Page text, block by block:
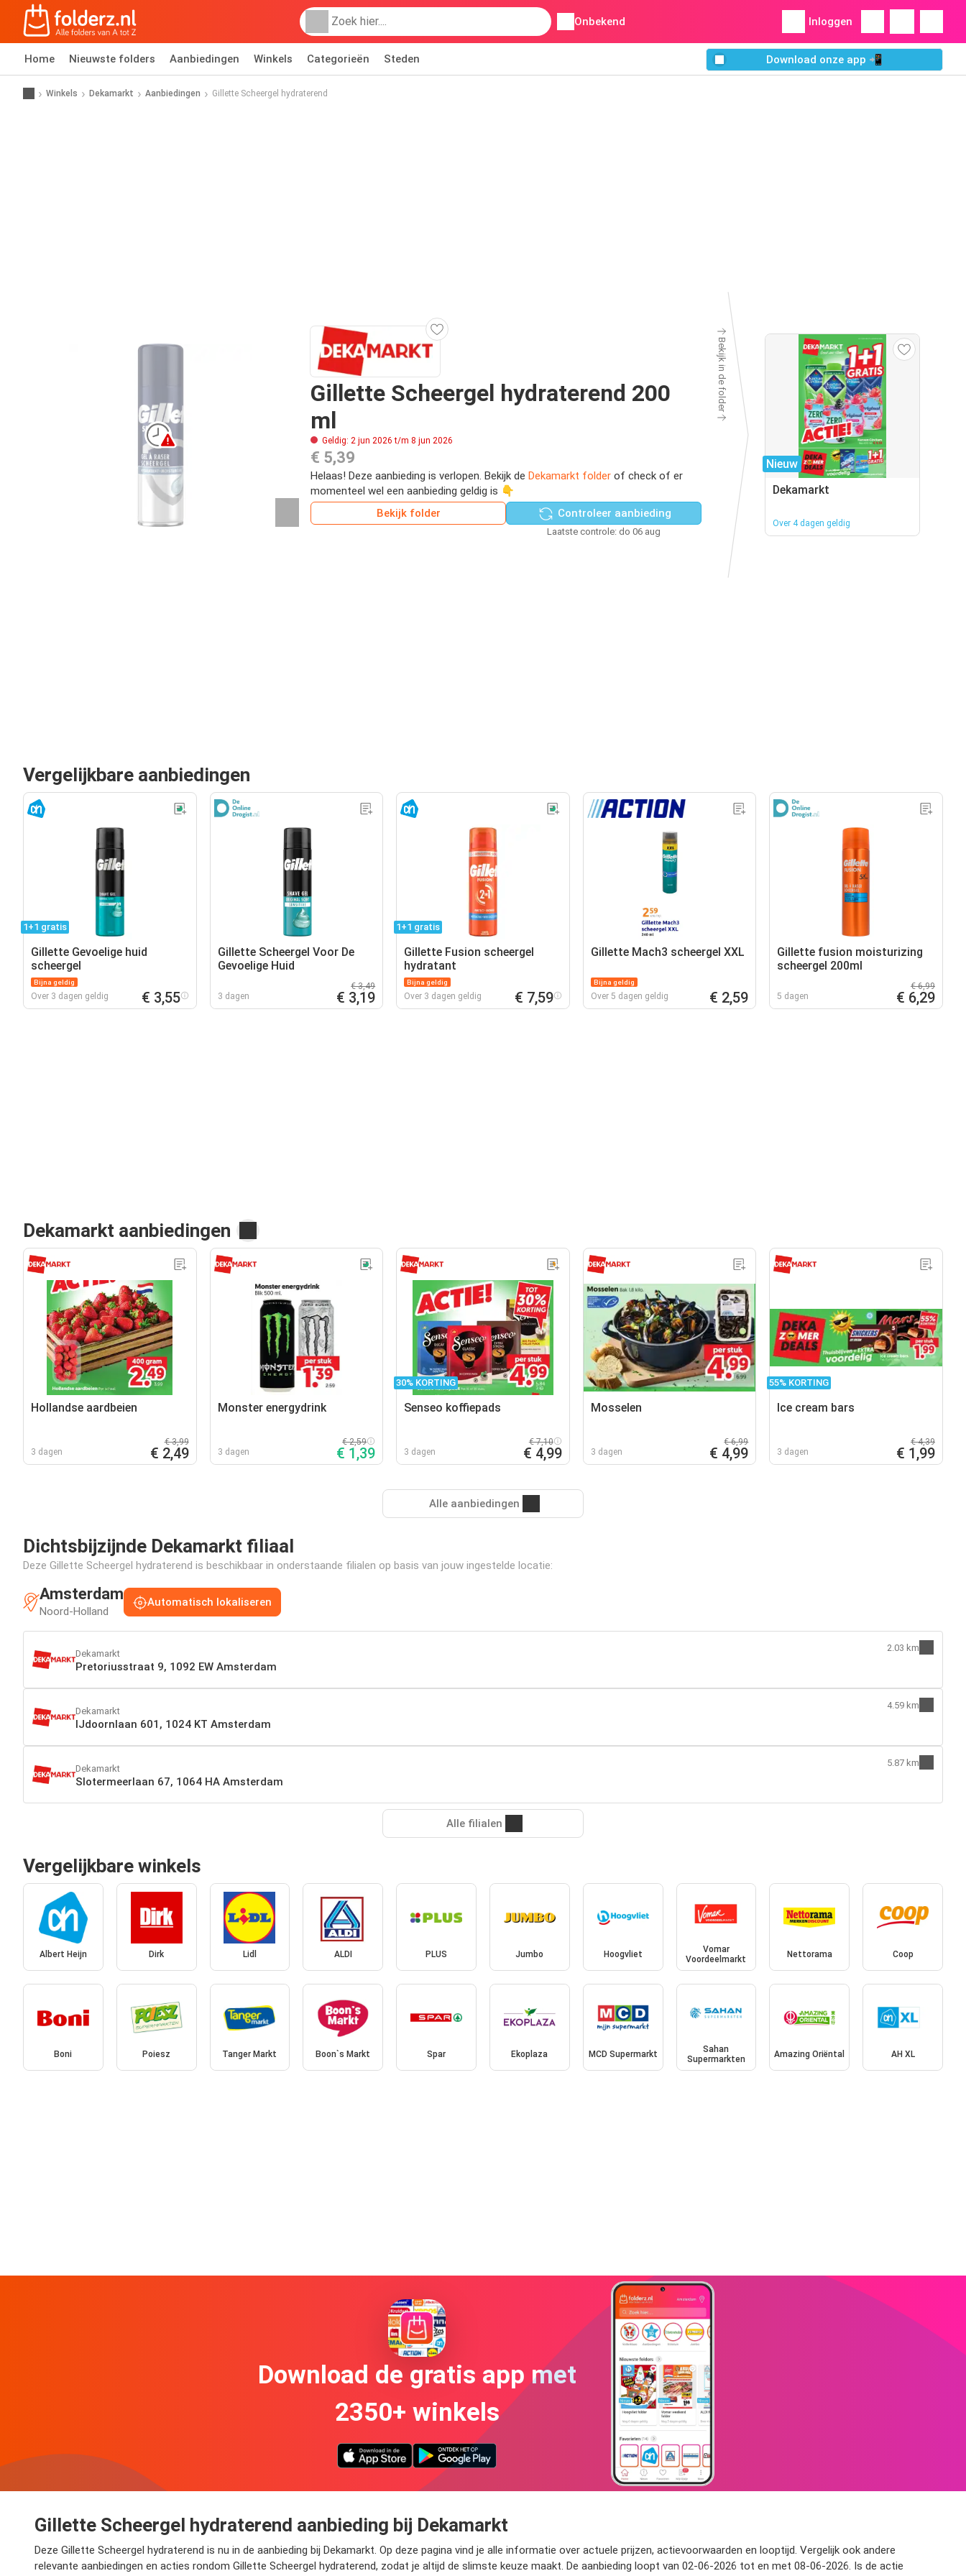
Onbekend Inloggen
Home Nieuwste folders Aanbiedingen Winkels Categorieën Steden Download onze app 📲
Winkels Dekamarkt Aanbiedingen Gillette Scheergel hydraterend
Gillette Scheergel hydraterend 200
ml
Geldig: 2 jun 2026 t/m 8 jun 2026
€ 5,39
Helaas! Deze aanbieding is verlopen. Bekijk de Dekamarkt folder of check of er
momenteel wel een aanbieding geldig is 👇
Bekijk folder
Controleer aanbieding
Laatste controle: do 06 aug
Bekijk in de folder
Nieuw
Dekamarkt
Over 4 dagen geldig
Vergelijkbare aanbiedingen
1+1 gratis
Gillette Gevoelige huid
scheergel
Bijna geldig
Over 3 dagen geldig € 3,55
Gillette Scheergel Voor De
Gevoelige Huid
3 dagen
€ 3,49
€ 3,19
1+1 gratis
Gillette Fusion scheergel
hydratant
Bijna geldig
Over 3 dagen geldig € 7,59
Gillette Mach3 scheergel XXL
Bijna geldig
Over 5 dagen geldig € 2,59
Gillette fusion moisturizing
scheergel 200ml
5 dagen
€ 6,99
€ 6,29
Dekamarkt aanbiedingen
Hollandse aardbeien
3 dagen
€ 3,99
€ 2,49
Monster energydrink
3 dagen
€ 2,59
€ 1,39
30% KORTING
Senseo koffiepads
3 dagen
€ 7,10
€ 4,99
Mosselen
3 dagen
€ 6,99
€ 4,99
55% KORTING
Ice cream bars
3 dagen
€ 4,39
€ 1,99
Alle aanbiedingen
Dichtsbijzijnde Dekamarkt filiaal
Deze Gillette Scheergel hydraterend is beschikbaar in onderstaande filialen op basis van jouw ingestelde locatie:
Amsterdam
Noord-Holland
Automatisch lokaliseren
Dekamarkt
Pretoriusstraat 9, 1092 EW Amsterdam
2.03 km
Dekamarkt
IJdoornlaan 601, 1024 KT Amsterdam
4.59 km
Dekamarkt
Slotermeerlaan 67, 1064 HA Amsterdam
5.87 km
Alle filialen
Vergelijkbare winkels
Albert Heijn Dirk Lidl ALDI PLUS Jumbo Hoogvliet
Vomar
Voordeelmarkt
Nettorama Coop
Boni Poiesz Tanger Markt Boon`s Markt Spar Ekoplaza MCD Supermarkt
Sahan
Supermarkten
Amazing Oriëntal AH XL
Download de gratis app met
2350+ winkels
Gillette Scheergel hydraterend aanbieding bij Dekamarkt
Deze Gillette Scheergel hydraterend is nu in de aanbieding bij Dekamarkt. Op deze pagina vind je alle informatie over actuele prijzen, actievoorwaarden en looptijd. Vergelijk ook andere
relevante aanbiedingen en acties rondom Gillette Scheergel hydraterend, zodat je altijd de slimste keuze maakt. De aanbieding loopt van 02-06-2026 tot en met 08-06-2026. Is de actie